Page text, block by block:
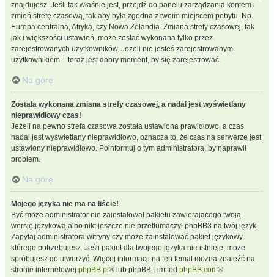
znajdujesz. Jeśli tak właśnie jest, przejdź do panelu zarządzania kontem i
zmień strefę czasową, tak aby była zgodna z twoim miejscem pobytu. Np.
Europa centralna, Afryka, czy Nowa Zelandia. Zmiana strefy czasowej, tak
jak i większości ustawień, może zostać wykonana tylko przez
zarejestrowanych użytkowników. Jeżeli nie jesteś zarejestrowanym
użytkownikiem – teraz jest dobry moment, by się zarejestrować.
Na górę
Została wykonana zmiana strefy czasowej, a nadal jest wyświetlany
nieprawidłowy czas!
Jeżeli na pewno strefa czasowa została ustawiona prawidłowo, a czas
nadal jest wyświetlany nieprawidłowo, oznacza to, że czas na serwerze jest
ustawiony nieprawidłowo. Poinformuj o tym administratora, by naprawił
problem.
Na górę
Mojego języka nie ma na liście!
Być może administrator nie zainstalował pakietu zawierającego twoją
wersję językową albo nikt jeszcze nie przetłumaczył phpBB3 na twój język.
Zapytaj administratora witryny czy może zainstalować pakiet językowy,
którego potrzebujesz. Jeśli pakiet dla twojego języka nie istnieje, może
spróbujesz go utworzyć. Więcej informacji na ten temat można znaleźć na
stronie internetowej phpBB.pl ® lub phpBB Limited phpBB.com®